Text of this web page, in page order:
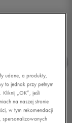
udane, a produkty,
to jednak przy pełnym
„OK”, jeśli
na naszej stronie
w tym rekomendacji